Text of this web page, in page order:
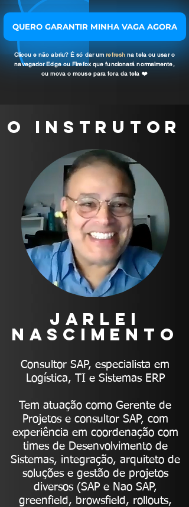
QUERO GARANTIR MINHA VAGA AGORA
Clicou e não abriu? É só dar umrefresh na tela ou usar o
navegador Edge ou Firefox que funcionará normalmente,
ou mova o mouse para fora da tela ❤️️
O INSTRUTOR
JARLEI
NASCIMENTO
Consultor SAP, especialista em
Logística, TI e Sistemas ERP
Tem atuação como Gerente de
Projetos e consultor SAP, com
experiência em coordenação com
times de Desenvolvimento de
Sistemas, integração, arquiteto de
soluções e gestão de projetos
diversos (SAP e Nao SAP,
greenfield, browsfield, rollouts,